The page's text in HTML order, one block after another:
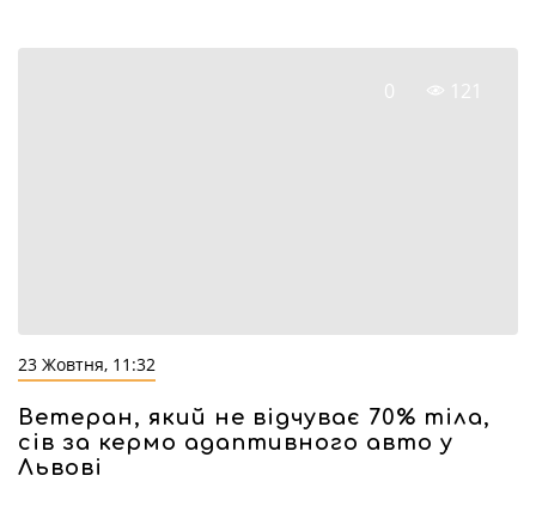
0 121
23 Жовтня, 11:32
Ветеран, який не відчуває 70% тіла,
сів за кермо адаптивного авто у
Львові